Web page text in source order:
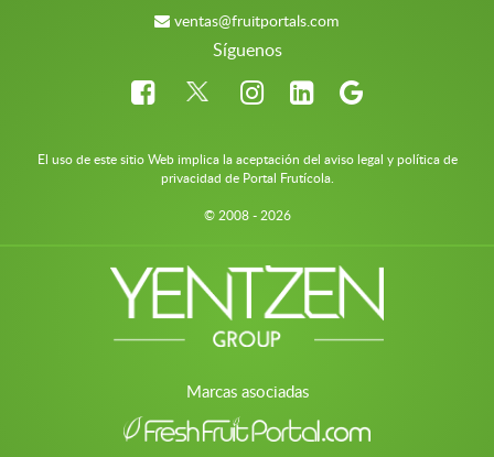
ventas@fruitportals.com
Síguenos
El uso de este sitio Web implica la aceptación del aviso legal y política de
privacidad de Portal Frutícola.
© 2008 - 2026
Marcas asociadas